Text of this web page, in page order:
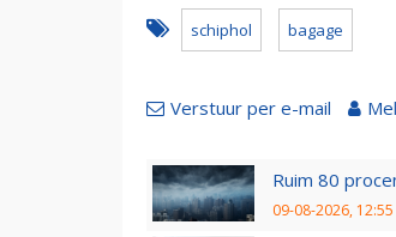
schiphol bagage
Verstuur per e-mail
Ruim 80
09-08-2026, 12:55